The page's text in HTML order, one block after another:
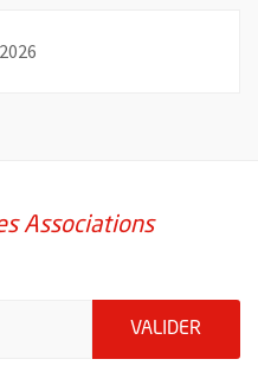
Associations
VALIDER